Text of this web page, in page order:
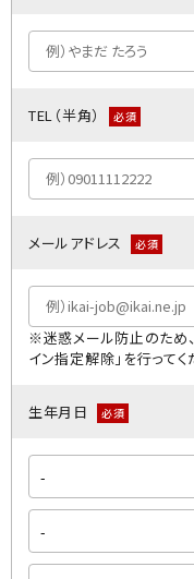
TEL（半角） 必須
メールアドレス 必須
※迷惑メール防止のため
イン指定解除」を行ってく
生年月日 必須